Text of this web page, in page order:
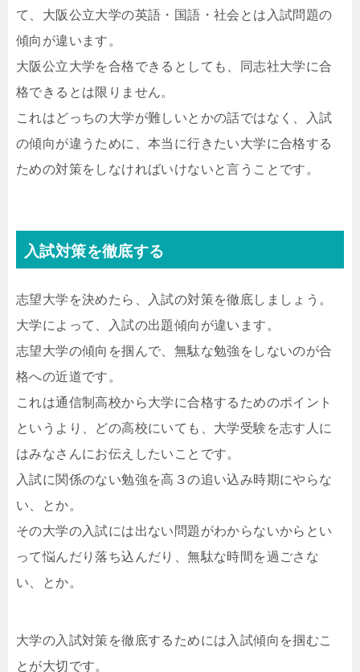
て、大阪公立大学の英語・国語・社会とは入試問題の
傾向が違います。
大阪公立大学を合格できるとしても、同志社大学に合
格できるとは限りません。
これはどっちの大学が難しいとかの話ではなく、入試
の傾向が違うために、本当に行きたい大学に合格する
ための対策をしなければいけないと言うことです。
入試対策を徹底する
志望大学を決めたら、入試の対策を徹底しましょう。
大学によって、入試の出題傾向が違います。
志望大学の傾向を掴んで、無駄な勉強をしないのが合
格への近道です。
これは通信制高校から大学に合格するためのポイント
というより、どの高校にいても、大学受験を志す人に
はみなさんにお伝えしたいことです。
入試に関係のない勉強を高３の追い込み時期にやらな
い、とか。
その大学の入試には出ない問題がわからないからとい
って悩んだり落ち込んだり、無駄な時間を過ごさな
い、とか。
大学の入試対策を徹底するためには入試傾向を掴むこ
とが大切です。